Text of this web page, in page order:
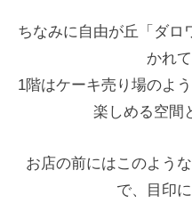
ちなみに自由が丘「ダロ
かれ
1階はケーキ売り場のよ
楽しめる空間
お店の前にはこのよう
で、目印